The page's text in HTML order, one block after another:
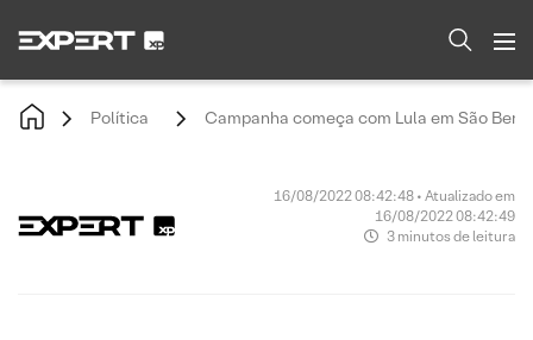
Política Campanha começa com Lula em São
16/08/2022 08:42:48 • Atualizado em
16/08/2022 08:42:49
3 minutos de leitura